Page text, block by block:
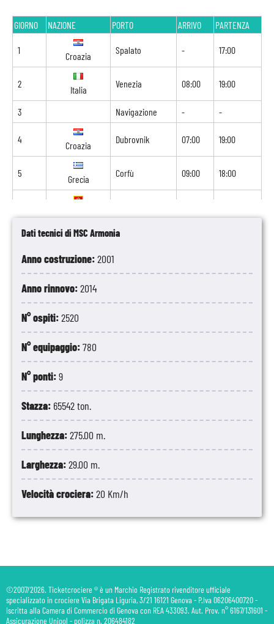
Dati tecnici di MSC Armonia
Anno costruzione:2001
Anno rinnovo:2014
N° ospiti:2520
N° equipaggio:780
N° ponti:9
Stazza: 65542 ton.
Lunghezza:275.00 m.
Larghezza:29.00 m.
Velocità crociera:20 Km/h
GIORNO NAZIONE PORTO ARRIVO PARTENZA
1
Croazia
Spalato - 17:00
2
Italia
Venezia 08:00 19:00
3 Navigazione - -
4
Croazia
Dubrovnik 07:00 19:00
5
Grecia
Corfù 09:00 18:00
Brindisi
8 Spalato 08:00 -
©2007/2026. Ticketcrociere ® è un Marchio Registrato rivenditore ufficiale
specializzato in crociere Via Brigata Liguria, 3/21 16121 Genova - P.Iva 06206400720 -
Iscritta alla Camera di Commercio di Genova con REA 433093. Aut. Prov. n° 6167/131601 -
Assicurazione Unipol - polizza n. 206484182